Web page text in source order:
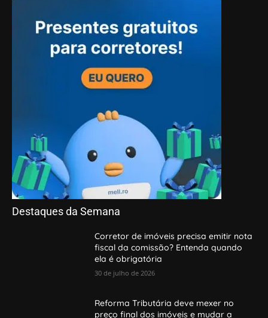
Destaques da Semana
Corretor de imóveis precisa emitir nota
fiscal da comissão? Entenda quando
ela é obrigatória
30 de julho de 2026
Reforma Tributária deve mexer no
preço final dos imóveis e mudar a